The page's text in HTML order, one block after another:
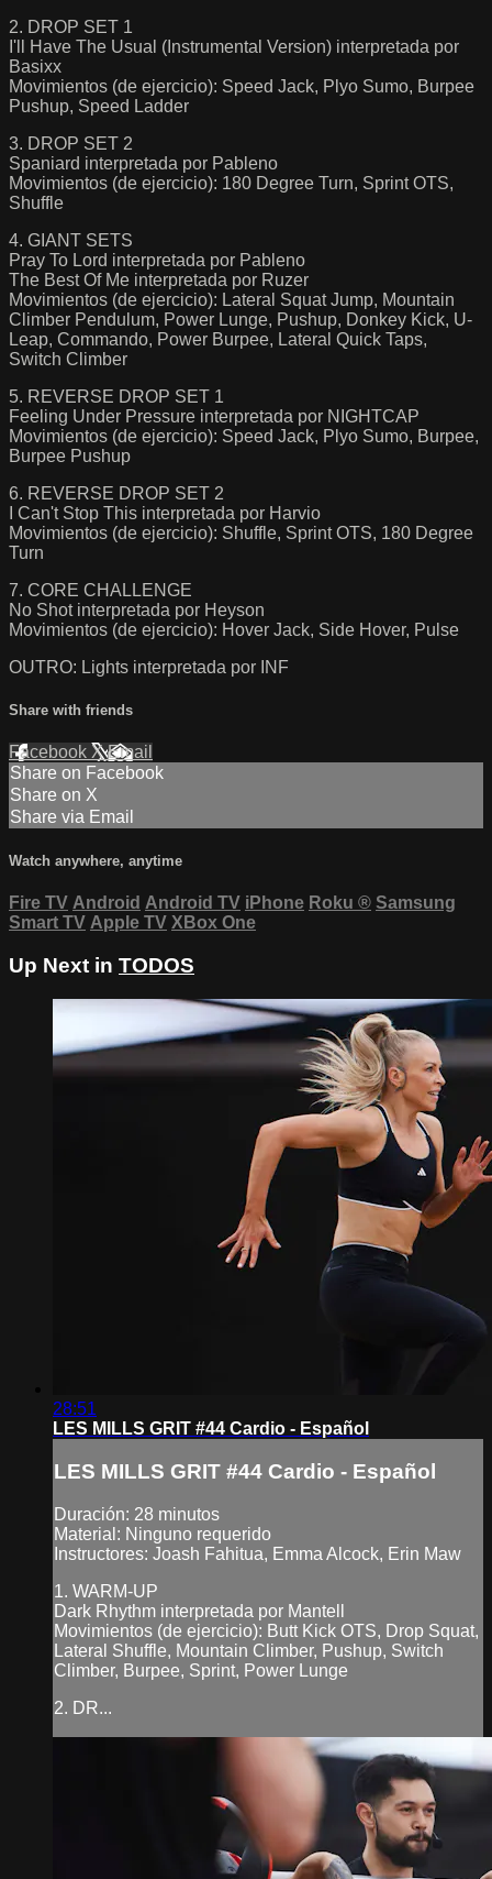
2. DROP SET 1
I'll Have The Usual (Instrumental Version) interpretada por
Basixx
Movimientos (de ejercicio): Speed Jack, Plyo Sumo, Burpee
Pushup, Speed Ladder
3. DROP SET 2
Spaniard interpretada por Pableno
Movimientos (de ejercicio): 180 Degree Turn, Sprint OTS,
Shuffle
4. GIANT SETS
Pray To Lord interpretada por Pableno
The Best Of Me interpretada por Ruzer
Movimientos (de ejercicio): Lateral Squat Jump, Mountain
Climber Pendulum, Power Lunge, Pushup, Donkey Kick, U-
Leap, Commando, Power Burpee, Lateral Quick Taps,
Switch Climber
5. REVERSE DROP SET 1
Feeling Under Pressure interpretada por NIGHTCAP
Movimientos (de ejercicio): Speed Jack, Plyo Sumo, Burpee,
Burpee Pushup
6. REVERSE DROP SET 2
I Can't Stop This interpretada por Harvio
Movimientos (de ejercicio): Shuffle, Sprint OTS, 180 Degree
Turn
7. CORE CHALLENGE
No Shot interpretada por Heyson
Movimientos (de ejercicio): Hover Jack, Side Hover, Pulse
OUTRO: Lights interpretada por INF
Share with friends
Facebook XEmail
Share on Facebook
Share on X
Share via Email
Watch anywhere, anytime
Fire TV Android Android TV iPhone Roku ® Samsung
Smart TV Apple TV XBox One
Up Next in TODOS
28:51
LES MILLS GRIT #44 Cardio - Español
LES MILLS GRIT #44 Cardio - Español
Duración: 28 minutos
Material: Ninguno requerido
Instructores: Joash Fahitua, Emma Alcock, Erin Maw
1. WARM-UP
Dark Rhythm interpretada por Mantell
Movimientos (de ejercicio): Butt Kick OTS, Drop Squat,
Lateral Shuffle, Mountain Climber, Pushup, Switch
Climber, Burpee, Sprint, Power Lunge
2. DR...